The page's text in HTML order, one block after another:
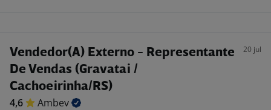
Vendedor(A) Externo - Representante
De Vendas (Gravatai /
Cachoeirinha/RS)
20 jul
4,6
Ambev